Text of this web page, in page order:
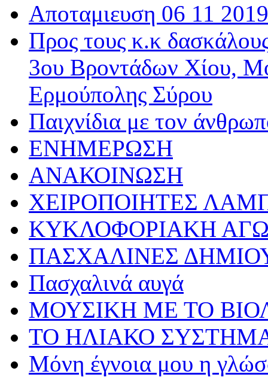
Αποταμιευση 06 11 2019
Προς τους κ.κ
3ου Βροντάδων Χίου,
Ερμούπολης Σύρου
Παιχνίδια με τον
ΕΝΗΜΕΡΩΣΗ
ΑΝΑΚΟΙΝΩΣΗ
ΧΕΙΡΟΠΟΙΗΤΕΣ
ΚΥΚΛΟΦΟΡΙΑΚΗ
ΠΑΣΧΑΛΙΝΕΣ
Πασχαλινά αυγά
ΜΟΥΣΙΚΗ ΜΕ ΤΟ
ΤΟ ΗΛΙΑΚΟ
Μόνη έγνοια μου η